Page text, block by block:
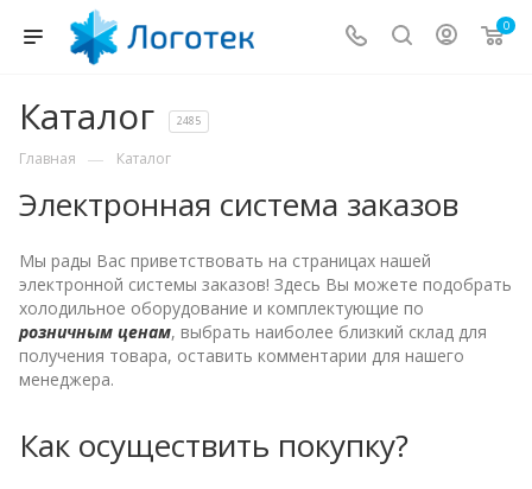
0
Каталог 2485
Главная — Каталог
Электронная система заказов
Мы рады Вас приветствовать на страницах нашей
электронной системы заказов! Здесь Вы можете подобрать
холодильное оборудование и комплектующие по
розничным ценам, выбрать наиболее близкий склад для
получения товара, оставить комментарии для нашего
менеджера.
Как осуществить покупку?